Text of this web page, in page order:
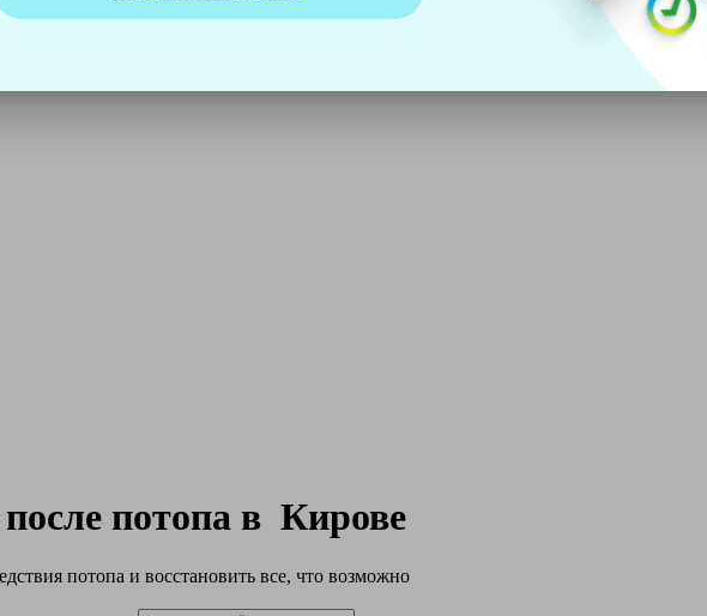
пылесос фирмы Soteco, а также утюг, ведро, парогенератор,
потопа в Кирове
потопа и восстановить все, что возможно